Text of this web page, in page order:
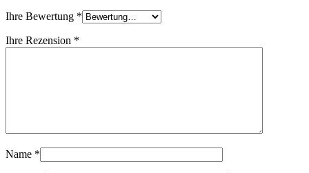
Ihre Bewertung *
Ihre Rezension *
Name *